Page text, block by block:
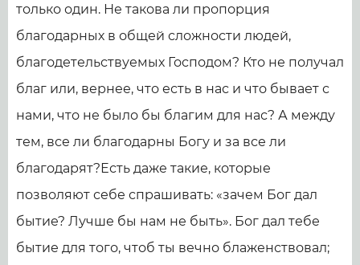
только один. Не такова ли пропорция
благодарных в общей сложности людей,
благодетельствуемых Господом? Кто не получал
благ или, вернее, что есть в нас и что бывает с
нами, что не было бы благим для нас? А между
тем, все ли благодарны Богу и за все ли
благодарят?Есть даже такие, которые
позволяют себе спрашивать: «зачем Бог дал
бытие? Лучше бы нам не быть». Бог дал тебе
бытие для того, чтоб ты вечно блаженствовал;